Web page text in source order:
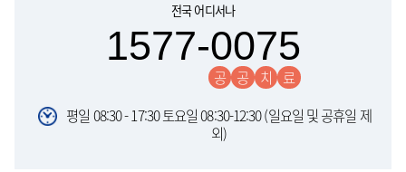
전국 어디서나
1577-0075
공 공 치
료
평일 08:30 - 17:30 토요일 08:30-12:30 (일요일 및 공휴일 제
외)